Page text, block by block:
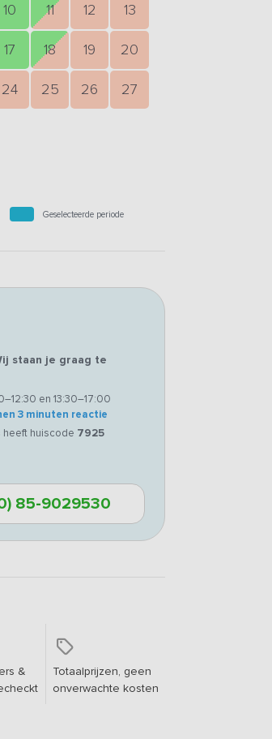
10 11 12 13
17 18 19 20
24 25 26 27
Geselecteerde periode
staan je graag te
en 13:30–17:00
3 minuten reactie
heeft huiscode 7925
85-9029530
&
Totaalprijzen, geen
onverwachte kosten